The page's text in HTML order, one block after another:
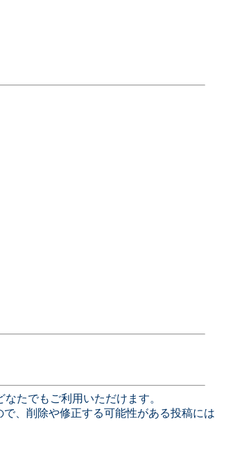
たでもご利用いただけます。
、削除や修正する可能性がある投稿には